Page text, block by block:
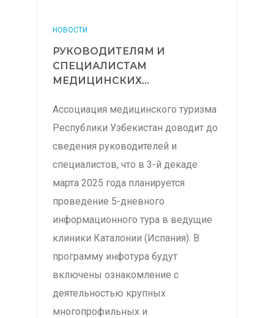
НОВОСТИ
РУКОВОДИТЕЛЯМ И
СПЕЦИАЛИСТАМ
МЕДИЦИНСКИХ...
Ассоциация медицинского туризма
Республики Узбекистан доводит до
сведения руководителей и
специалистов, что в 3-й декаде
марта 2025 года планируется
проведение 5-дневного
информационного тура в ведущие
клиники Каталонии (Испания). В
программу инфотура будут
включены ознакомление с
деятельностью крупных
многопрофильных и